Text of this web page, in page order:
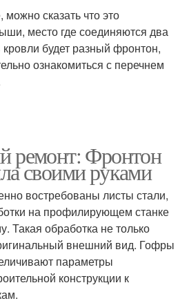
сказать что это
место где соединяются два
будет разный фронтон,
ознакомиться с перечнем
ремонт: Фронтон
своими руками
востребованы листы стали,
на профилирующем станке
Такая обработка не только
внешний вид. Гофры
параметры
конструкции к